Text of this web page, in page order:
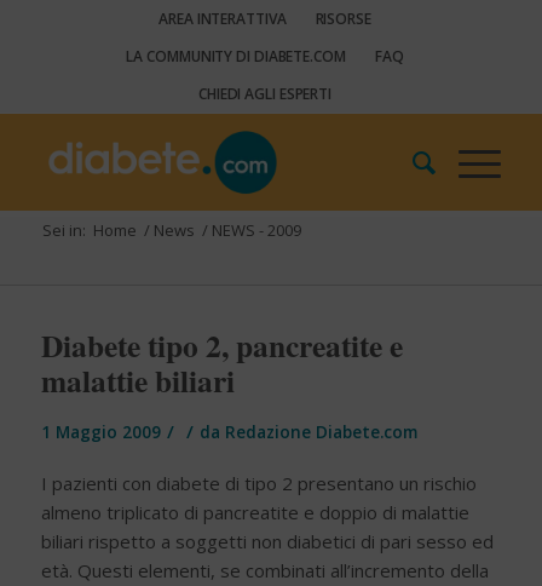
AREA INTERATTIVA
RISORSE
LA COMMUNITY DI DIABETE.COM
FAQ
CHIEDI AGLI ESPERTI
Sei in: Home / News / NEWS - 2009
Diabete tipo 2, pancreatite e
malattie biliari
1 Maggio 2009 / / da Redazione Diabete.com
I pazienti con diabete di tipo 2 presentano un rischio
almeno triplicato di pancreatite e doppio di malattie
biliari rispetto a soggetti non diabetici di pari sesso ed
età. Questi elementi, se combinati all’incremento della